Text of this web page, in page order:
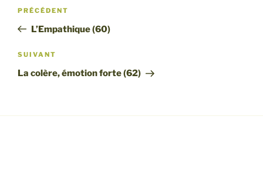
Navigation
l’article
Article
précédent
PRÉCÉDENT
L’Empathique (60)
Article
suivant
SUIVANT
La colère, émotion forte (62)